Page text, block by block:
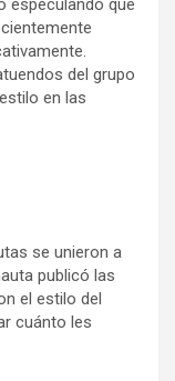
especulando que
del grupo
en las
se unieron a
publicó las
el estilo del
cuánto les